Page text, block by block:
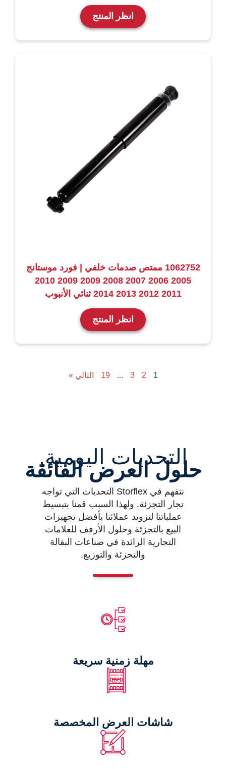
انظر المنتج
1062752 ممتص صدمات خلفي | فورد موستانج
2005 2006 2007 2008 2009 2009 2010
2011 2012 2013 2014 ثنائي الأنبوب
انظر المنتج
1
2
3
...
19 التالي »
التحديات اليومية,
حلول العرض الفائقة
نتفهم في Storflex التحديات التي تواجه
تجار التجزئة. ولهذا السبب قمنا بتبسيط
عملياتنا لتزويد عملائنا بأفضل تجهيزات
البيع بالتجزئة وحلول الأرفف للعلامات
التجارية الرائدة في صناعات البقالة
والتجزئة والتوزيع.
مهلة زمنية سريعة
شاشات العرض المخصصة